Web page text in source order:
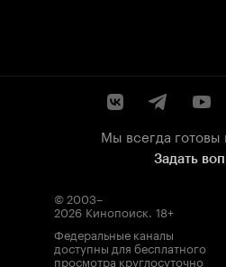
Мы всегда готовы
Задать
© 2003–
2026 Кинопоиск. 18+
Федеральные каналы
доступны для бесплатного
просмотра круглосуточно